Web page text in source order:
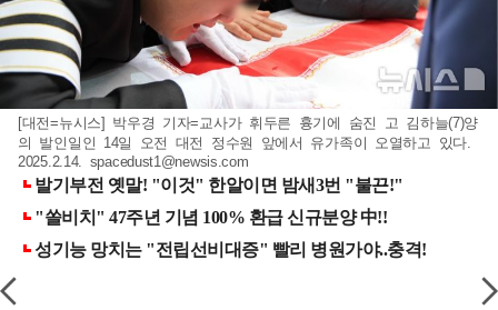
[대전=뉴시스] 박우경 기자=교사가 휘두른 흉기에 숨진 고 김하늘(7)양
의 발인일인 14일 오전 대전 정수원 앞에서 유가족이 오열하고 있다.
2025.2.14. spacedust1@newsis.com